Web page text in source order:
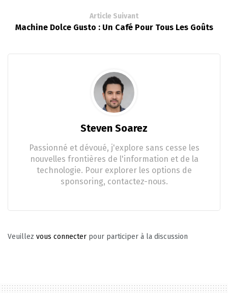
Article Suivant
Machine Dolce Gusto : Un Café Pour Tous Les Goûts
Steven Soarez
Passionné et dévoué, j'explore sans cesse les
nouvelles frontières de l'information et de la
technologie. Pour explorer les options de
sponsoring, contactez-nous.
Veuillez vous connecter pour participer à la discussion